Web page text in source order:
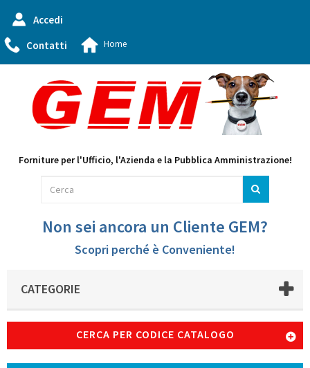
Accedi
Contatti
Home
Forniture per l'Ufficio, l'Azienda e la Pubblica Amministrazione!
Non sei ancora un Cliente GEM?
Scopri perché è Conveniente!
CATEGORIE
CERCA PER CODICE CATALOGO